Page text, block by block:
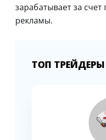
зарабатывает за
рекламы.
ТОП ТРЕЙДЕРЫ